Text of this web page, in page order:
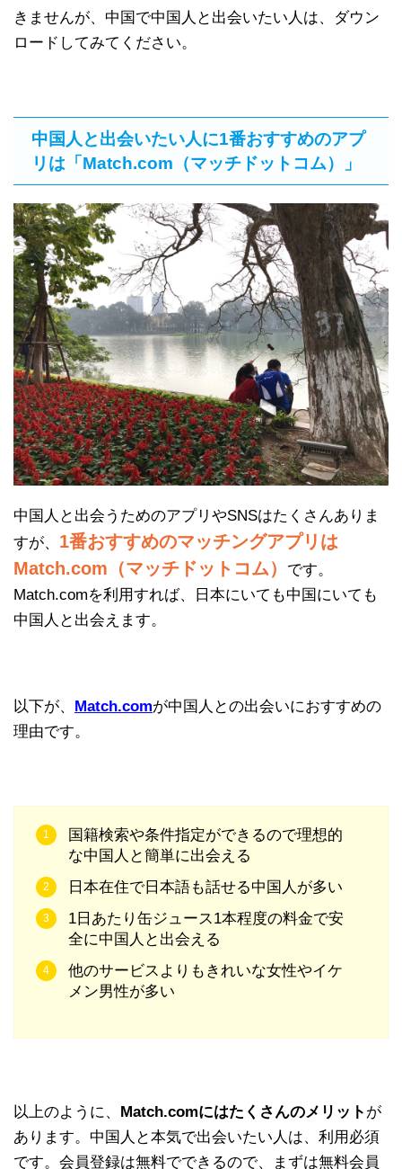
きませんが、中国で中国人と出会いたい人は、ダウン
ロードしてみてください。
中国人と出会いたい人に1番おすすめのアプ
リは「Match.com（マッチドットコム）」
中国人と出会うためのアプリやSNSはたくさんありま
すが、 1番おすすめのマッチングアプリは
Match.com（マッチドットコム）
です。
Match.comを利用すれば、日本にいても中国にいても
中国人と出会えます。
以下が、 Match.comが中国人との出会いにおすすめの
理由です。
国籍検索や条件指定ができるので理想的
な中国人と簡単に出会える
日本在住で日本語も話せる中国人が多い
1日あたり缶ジュース1本程度の料金で安
全に中国人と出会える
他のサービスよりもきれいな女性やイケ
メン男性が多い
以上のように、 Match.comにはたくさんのメリット が
あります。中国人と本気で出会いたい人は、利用必須
です。会員登録は無料でできるので、まずは無料会員